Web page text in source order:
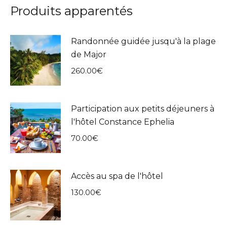
Produits apparentés
Randonnée guidée jusqu'à la plage
de Major
260.00€
Participation aux petits déjeuners à
l'hôtel Constance Ephelia
70.00€
Accès au spa de l'hôtel
130.00€